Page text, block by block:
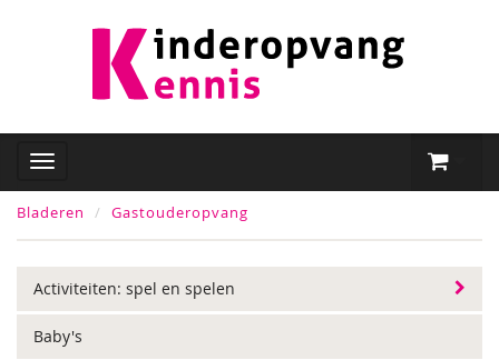
Bladeren Gastouderopvang
Activiteiten: spel en spelen
Baby's